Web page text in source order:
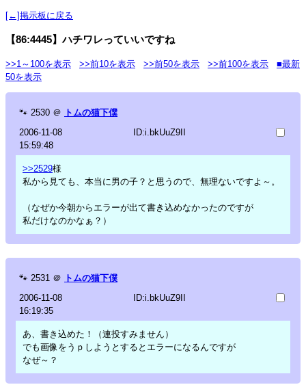
[←]掲示板に戻る
【86:4445】ハチワレっていいですね
>>1～100を表示 >>前10を表示 >>前50を表示 >>前100を表示
■最新
50を表示
🐾 2530 ＠ トムの猫下僕
2006-11-08
15:59:48
ID:i.bkUuZ9II
>>2529様
私から見ても、本当に男の子？と思うので、無理ないですよ～。
（なぜか今朝からエラーが出て書き込めなかったのですが
私だけなのかなぁ？）
🐾 2531 ＠ トムの猫下僕
2006-11-08
16:19:35
ID:i.bkUuZ9II
あ、書き込めた！（連投すみません）
でも画像をうｐしようとするとエラーになるんですが
なぜ～？